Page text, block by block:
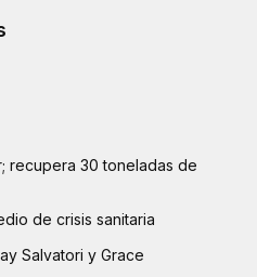
recupera 30 toneladas de
de crisis sanitaria
Salvatori y Grace